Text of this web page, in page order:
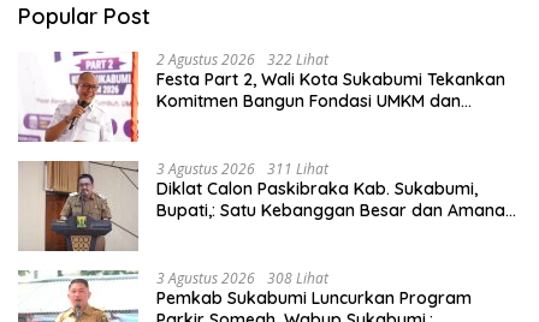
Popular Post
2 Agustus 2026 322 Lihat
Festa Part 2, Wali Kota Sukabumi Tekankan
Komitmen Bangun Fondasi UMKM dan
3 Agustus 2026 311 Lihat
Diklat Calon Paskibraka Kab. Sukabumi,
Bupati,: Satu Kebanggan Besar dan Amanah
3 Agustus 2026 308 Lihat
Pemkab Sukabumi Luncurkan Program